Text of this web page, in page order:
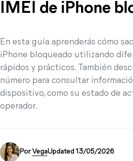
IMEI de iPhone
En esta guía aprenderás cómo
iPhone bloqueado utilizando
rápidos y prácticos. También
número para consultar
dispositivo, como su estado de
operador.
Por VegaUpdated 13/05/2026